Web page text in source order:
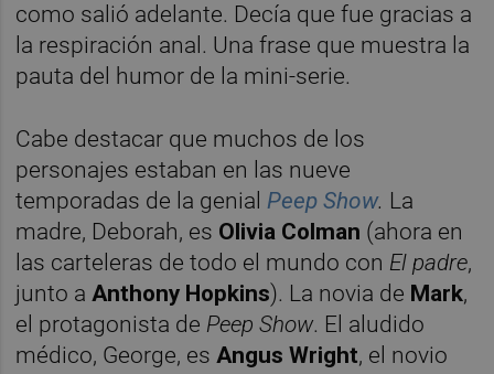
como salió adelante. Decía que fue gracias a
la respiración anal. Una frase que muestra la
pauta del humor de la mini-serie.
Cabe destacar que muchos de los
personajes estaban en las nueve
temporadas de la genialPeep Show. La
madre, Deborah, es Olivia Colman (ahora en
las carteleras de todo el mundo con El padre,
junto aAnthony Hopkins). La novia de Mark,
el protagonista de Peep Show. El aludido
médico, George, esAngus Wright, el novio